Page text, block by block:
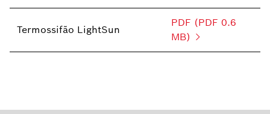
Termossifão LightSun
PDF (PDF 0.6
MB)